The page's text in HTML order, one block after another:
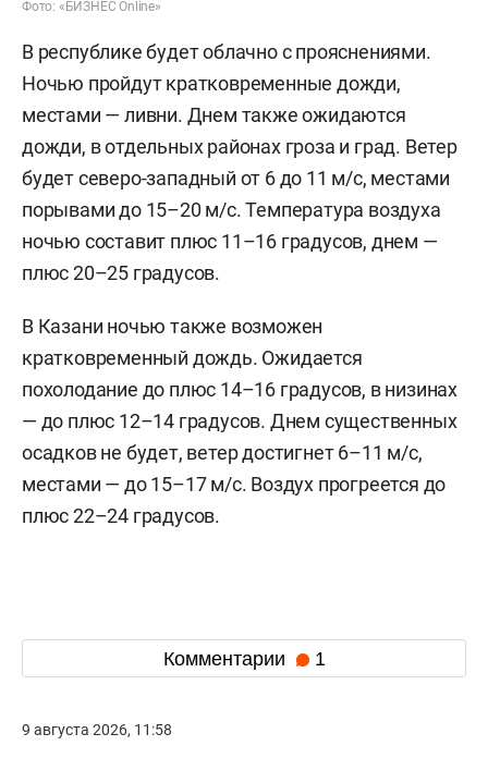
Фото: «БИЗНЕС Online»
В республике будет облачно с прояснениями.
Ночью пройдут кратковременные дожди,
местами — ливни. Днем также ожидаются
дожди, в отдельных районах гроза и град. Ветер
будет северо-западный от 6 до 11 м/с, местами
порывами до 15–20 м/с. Температура воздуха
ночью составит плюс 11–16 градусов, днем —
плюс 20–25 градусов.
В Казани ночью также возможен
кратковременный дождь. Ожидается
похолодание до плюс 14–16 градусов, в низинах
— до плюс 12–14 градусов. Днем существенных
осадков не будет, ветер достигнет 6–11 м/c,
местами — до 15–17 м/с. Воздух прогреется до
плюс 22–24 градусов.
Комментарии 1
9 августа 2026, 11:58